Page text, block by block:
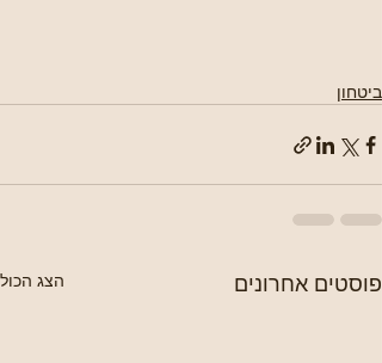
ביטחון
פוסטים אחרונים הצג הכול